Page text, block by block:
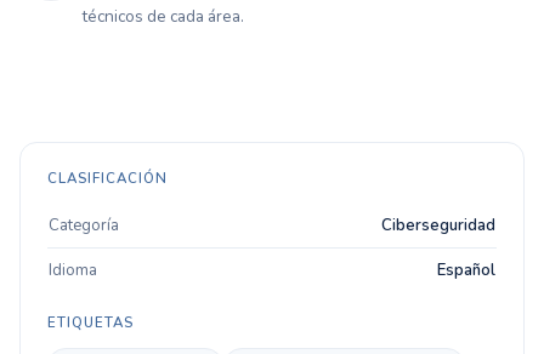
técnicos de cada área.
CLASIFICACIÓN
Categoría Ciberseguridad
Idioma Español
ETIQUETAS